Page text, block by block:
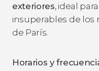
exteriores, ideal
insuperables de
de París.
Horarios y